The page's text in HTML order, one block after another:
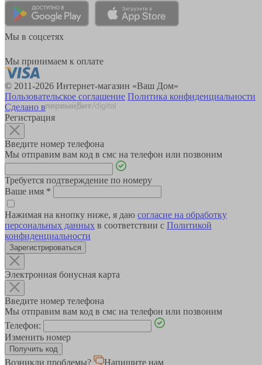
Мы в соцсетях
Мы принимаем к оплате
© 2011-2026 Интернет-магазин «Ваш Дом»
Пользовательское соглашение Политика конфиденциальности
Сделано в
Регистрация
Введите номер телефона
Мы отправим вам код в смс на телефон или позвоним
Требуется подтверждение по номеру
Ваше имя *
Нажимая на кнопку ниже, я даю согласие на обработку
персональных данных в соответствии с Политикой
конфиденциальности
Зарегистрироваться
Электронная бонусная карта
Введите номер телефона
Мы отправим вам код в смс на телефон или позвоним
Телефон:
Изменить номер
Возникли проблемы? Напишите нам